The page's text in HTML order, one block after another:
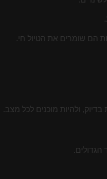
הם שומרים את הטיול חי.
ולהיות מוכנים לכל מצב.
הגדולים.